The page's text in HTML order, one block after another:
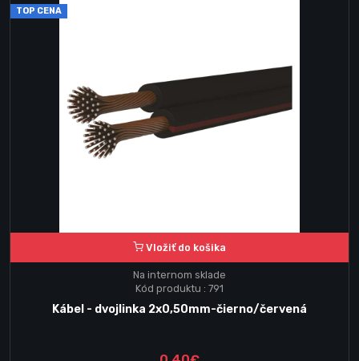
TOP CENA
Vložiť do košika
Na internom sklade
Kód produktu : 791
Kábel - dvojlinka 2x0,50mm-čierno/červená